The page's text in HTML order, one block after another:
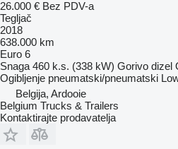
26.000 € Bez PDV-a
Tegljač
2018
638.000 km
Euro 6
Snaga 460 k.s. (338 kW) Gorivo dizel
Ogibljenje pneumatski/pneumatski
Belgija, Ardooie
Belgium Trucks & Trailers
Kontaktirajte prodavatelja